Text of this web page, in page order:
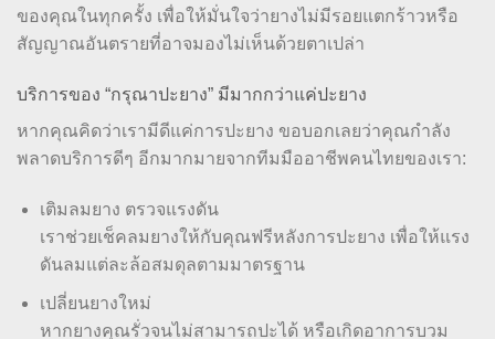
ของคุณในทุกครั้ง เพื่อให้มั่นใจว่ายางไม่มีรอยแตกร้าวหรือ
สัญญาณอันตรายที่อาจมองไม่เห็นด้วยตาเปล่า
บริการของ “กรุณาปะยาง” มีมากกว่าแค่ปะยาง
หากคุณคิดว่าเรามีดีแค่การปะยาง ขอบอกเลยว่าคุณกำลัง
พลาดบริการดีๆ อีกมากมายจากทีมมืออาชีพคนไทยของเรา:
เติมลมยาง ตรวจแรงดัน
เราช่วยเช็คลมยางให้กับคุณฟรีหลังการปะยาง เพื่อให้แรง
ดันลมแต่ละล้อสมดุลตามมาตรฐาน
เปลี่ยนยางใหม่
หากยางคุณรั่วจนไม่สามารถปะได้ หรือเกิดอาการบวม